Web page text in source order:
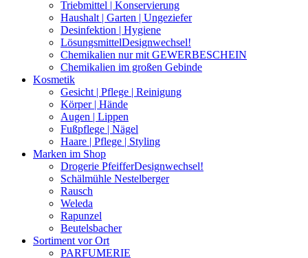
Triebmittel | Konservierung
Haushalt | Garten | Ungeziefer
Desinfektion | Hygiene
LösungsmittelDesignwechsel!
Chemikalien nur mit GEWERBESCHEIN
Chemikalien im großen Gebinde
Kosmetik
Gesicht | Pflege | Reinigung
Körper | Hände
Augen | Lippen
Fußpflege | Nägel
Haare | Pflege | Styling
Marken im Shop
Drogerie PfeifferDesignwechsel!
Schälmühle Nestelberger
Rausch
Weleda
Rapunzel
Beutelsbacher
Sortiment vor Ort
PARFUMERIE